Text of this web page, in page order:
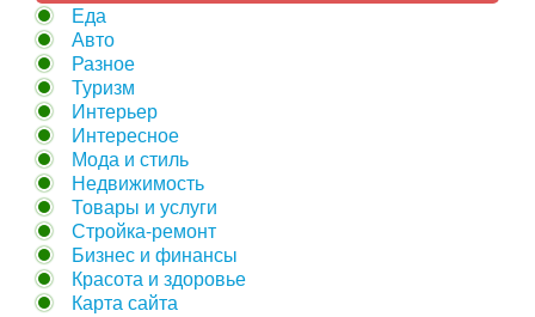
Еда
Авто
Разное
Туризм
Интерьер
Интересное
Мода и стиль
Недвижимость
Товары и услуги
Стройка-ремонт
Бизнес и финансы
Красота и здоровье
Карта сайта